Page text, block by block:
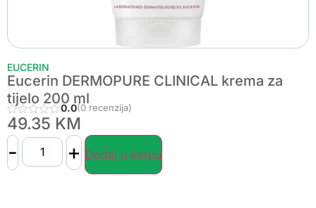
EUCERIN
Eucerin DERMOPURE CLINICAL krema za
tijelo 200 ml
0.0(0 recenzija)
49.35 KM
- + Dodaj u korpu